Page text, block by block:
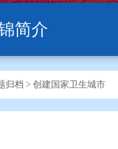
简介
归档 > 创建国家卫生城市